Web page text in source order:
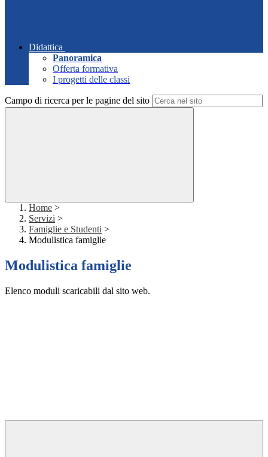
Didattica
Panoramica
Offerta formativa
I progetti delle classi
Campo di ricerca per le pagine del sito
Home >
Servizi >
Famiglie e Studenti >
Modulistica famiglie
Modulistica famiglie
Elenco moduli scaricabili dal sito web.